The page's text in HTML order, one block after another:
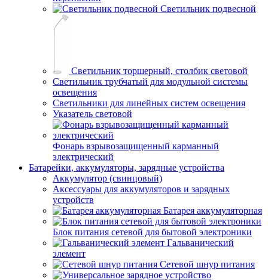
Светильник подвесной
Светильник торшерный, столбик световой
Светильник трубчатый для модульной системы
освещения
Светильники для линейных систем освещения
Указатель световой
Фонарь взрывозащищенный карманный
электрический
Батарейки, аккумуляторы, зарядные устройства
Аккумулятор (свинцовый)
Аксессуары для аккумуляторов и зарядных
устройств
Батарея аккумуляторная
Блок питания сетевой для бытовой электроники
Гальванический
элемент
Сетевой шнур питания